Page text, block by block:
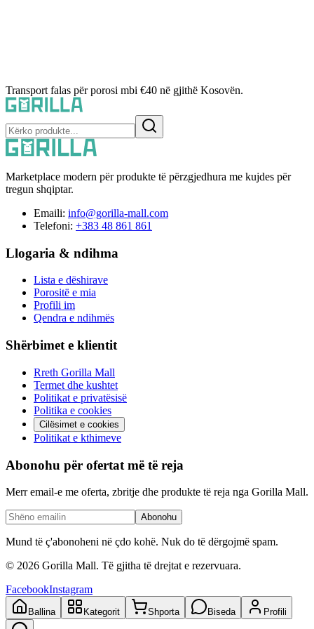
Transport falas për porosi mbi €40 në gjithë Kosovën.
Marketplace modern për produkte të përzgjedhura me kujdes për
tregun shqiptar.
Emaili: info@gorilla-mall.com
Telefoni: +383 48 861 861
Llogaria & ndihma
Lista e dëshirave
Porositë e mia
Profili im
Qendra e ndihmës
Shërbimet e klientit
Rreth Gorilla Mall
Termet dhe kushtet
Politikat e privatësisë
Politika e cookies
Cilësimet e cookies
Politikat e kthimeve
Abonohu për ofertat më të reja
Merr email-e me oferta, zbritje dhe produkte të reja nga Gorilla Mall.
Abonohu
Mund të ç'abonoheni në çdo kohë. Nuk do të dërgojmë spam.
© 2026 Gorilla Mall. Të gjitha të drejtat e rezervuara.
FacebookInstagram
Ballina Kategorit Shporta Biseda Profili